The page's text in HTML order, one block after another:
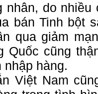
do nhiều
bán Tinh bột
qua giảm
Quốc cũng
hàng.
Việt Nam